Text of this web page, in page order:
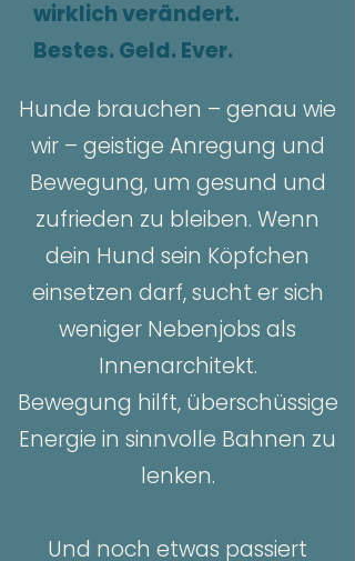
wirklich verändert.
Bestes. Geld. Ever.
Hunde brauchen – genau wie
wir – geistige Anregung und
Bewegung, um gesund und
zufrieden zu bleiben. Wenn
dein Hund sein Köpfchen
einsetzen darf, sucht er sich
weniger Nebenjobs als
Innenarchitekt.
Bewegung hilft, überschüssige
Energie in sinnvolle Bahnen zu
lenken.
Und noch etwas passiert